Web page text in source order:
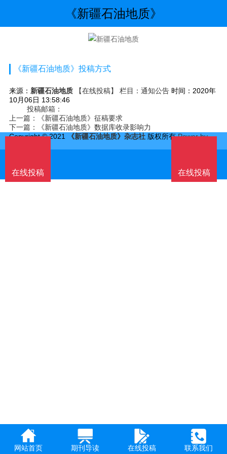
《新疆石油地质》
《新疆石油地质》投稿方式
来源： 新疆石油地质 【在线投稿】 栏目： 通知公告时间：2020年
10月06日 13:58:46
投稿邮箱：
上一篇：
《新疆石油地质》征稿要求
下一篇：
《新疆石油地质》数据库收录影响力
Copyright © 2021 《新疆石油地质》杂志社版权所有Power by
网站首页 期刊导读 在线投稿 联系我们
在线投稿
在线投稿